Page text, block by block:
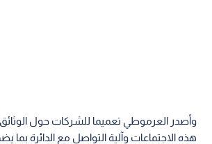
وأصدر العرموطي تعميما للشركات حول الوثائق
هذه الاجتماعات وآلية التواصل مع الدائرة بما